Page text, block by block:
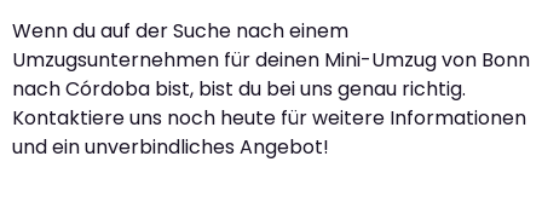
Wenn du auf der Suche nach einem
Umzugsunternehmen für deinen Mini-Umzug von Bonn
nach Córdoba bist, bist du bei uns genau richtig.
Kontaktiere uns noch heute für weitere Informationen
und ein unverbindliches Angebot!